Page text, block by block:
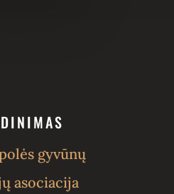
gyvūnų
asociacija